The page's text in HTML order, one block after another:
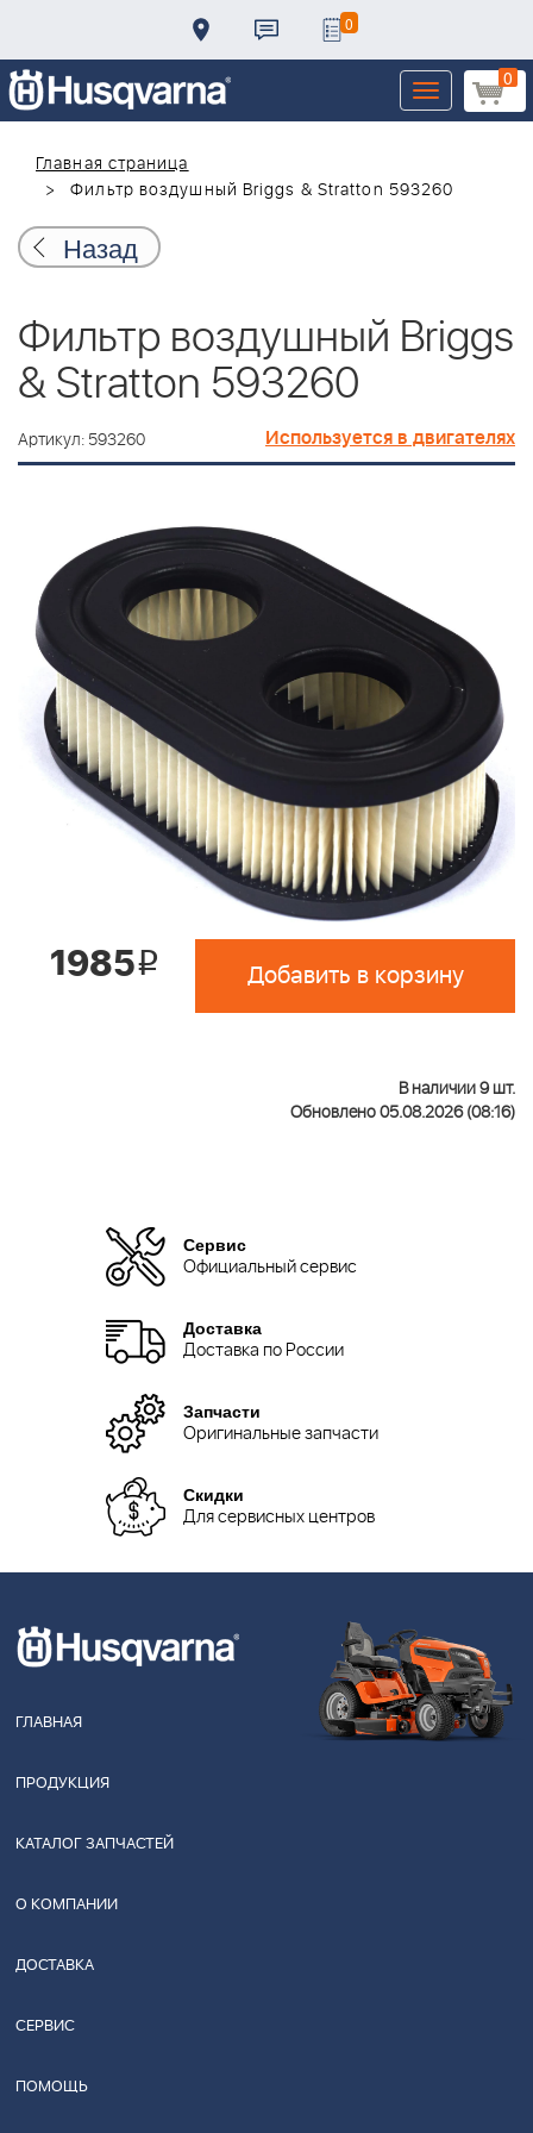
0
0
Toggle
navigation
Главная страница
Фильтр воздушный Briggs & Stratton 593260
Назад
Фильтр воздушный Briggs
& Stratton 593260
Артикул: 593260 Используется в двигателях
1985i Добавить в корзину
В наличии 9 шт.
Обновлено 05.08.2026 (08:16)
Сервис
Официальный сервис
Доставка
Доставка по России
Запчасти
Оригинальные запчасти
Скидки
Для сервисных центров
ГЛАВНАЯ
ПРОДУКЦИЯ
КАТАЛОГ ЗАПЧАСТЕЙ
О КОМПАНИИ
ДОСТАВКА
СЕРВИС
ПОМОЩЬ